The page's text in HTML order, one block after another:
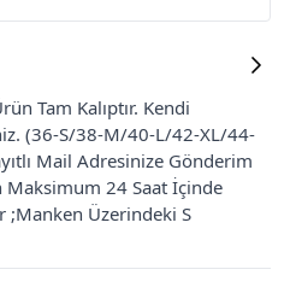
Tam Kalıptır. Kendi
(36-S/38-M/40-L/42-XL/44-
Mail Adresinize Gönderim
Maksimum 24 Saat İçinde
;Manken Üzerindeki S